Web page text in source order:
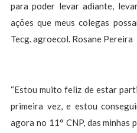
para poder levar adiante,
ações que meus colegas
Tecg. agroecol. Rosane Pereira
“Estou muito feliz de estar
primeira vez, e estou
agora no 11° CNP, das